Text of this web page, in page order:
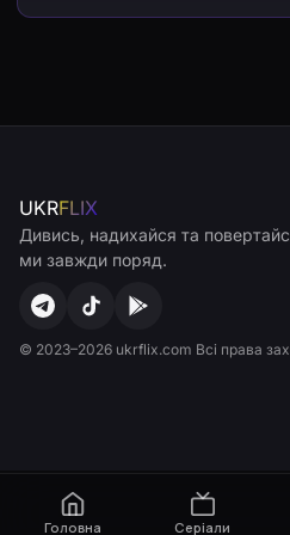
Головна Серіали
UKRFLIX
Дивись, надихайся та
ми завжди поряд.
© 2023–2026 ukrflix.com Всі права